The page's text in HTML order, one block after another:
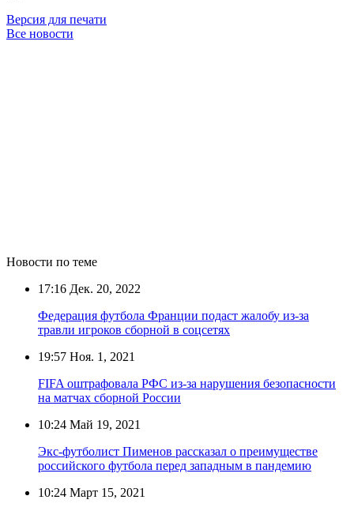
Версия для печати
Все новости
Новости по теме
17:16 Дек. 20, 2022
Федерация футбола Франции подаст жалобу из-за
травли игроков сборной в соцсетях
19:57 Ноя. 1, 2021
FIFA оштрафовала РФС из-за нарушения безопасности
на матчах сборной России
10:24 Май 19, 2021
Экс-футболист Пименов рассказал о преимуществе
российского футбола перед западным в пандемию
10:24 Март 15, 2021